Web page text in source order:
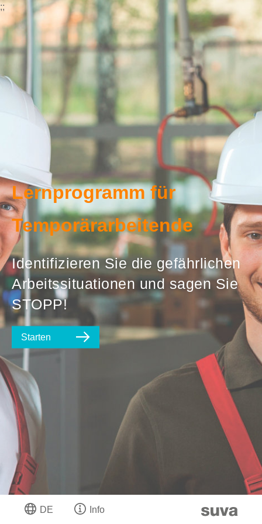
Lernprogramm für
Temporärarbeitende
Identifizieren Sie die gefährlichen
Arbeitssituationen und sagen Sie
STOPP!
Starten
;
DE Info
;